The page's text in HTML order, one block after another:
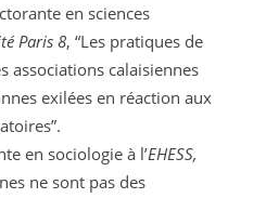
en sciences
Paris 8, “Les pratiques de
associations calaisiennes
exilées en réaction aux
en sociologie à l’EHESS,
ne sont pas des